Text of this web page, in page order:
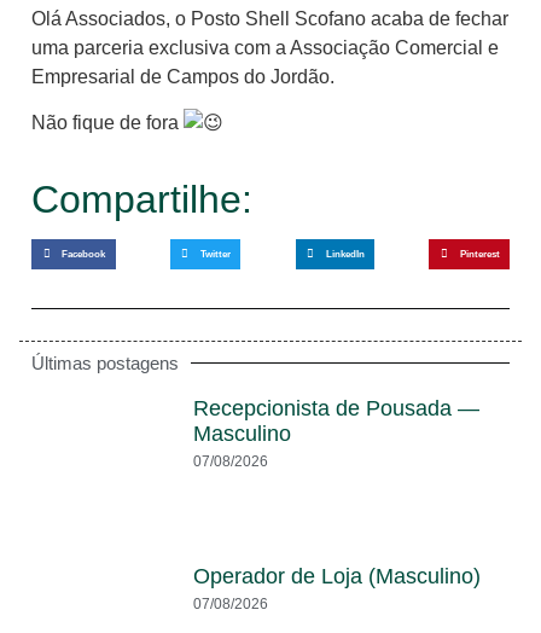
Olá Associados, o Posto Shell Scofano acaba de fechar
uma parceria exclusiva com a Associação Comercial e
Empresarial de Campos do Jordão.
Não fique de fora
Compartilhe:
Facebook Twitter LinkedIn Pinterest
Últimas postagens
Recepcionista de Pousada —
Masculino
07/08/2026
Operador de Loja (Masculino)
07/08/2026